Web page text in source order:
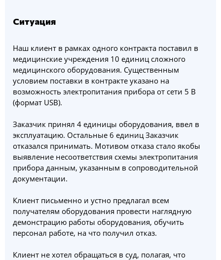
Ситуация
Наш клиент в рамках одного контракта поставил в
медицинские учреждения 10 единиц сложного
медицинского оборудования. Существенным
условием поставки в контракте указано на
возможность электропитания прибора от сети 5 В
(формат USB).
Заказчик принял 4 единицы оборудования, ввел в
эксплуатацию. Остальные 6 единиц Заказчик
отказался принимать. Мотивом отказа стало якобы
выявление несоответствия схемы электропитания
прибора данным, указанным в сопроводительной
документации.
Клиент письменно и устно предлагал всем
получателям оборудования провести наглядную
демонстрацию работы оборудования, обучить
персонал работе, на что получил отказ.
Клиент не хотел обращаться в суд, полагая, что